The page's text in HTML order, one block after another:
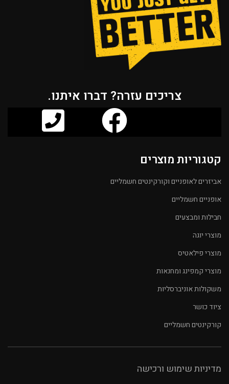
צריכים עזרה? דברו איתנו.
קטגוריות מוצרים
אביזרים לאופניים וקורקינטים חשמליים
אופניים חשמליים
חבילות ומבצעים
מוצרי יוגה
מוצרי פילאטיס
מוצרי קמפינג ומחנאות
משקולות אוניברסליות
ציוד כושר
קורקינטים חשמליים
מדיניות שימוש ורכישה